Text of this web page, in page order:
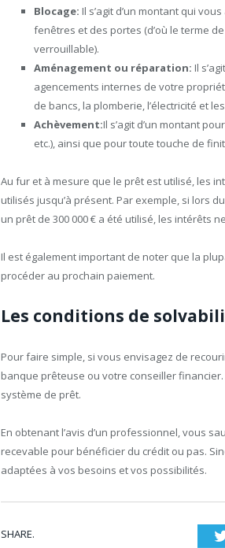
Blocage: Il s’agit d’un montant qui
fenêtres et des portes (d’où le terme
verrouillable).
Aménagement ou réparation: Il
agencements internes de votre
de bancs, la plomberie, l’électricité et
Achèvement:Il s’agit d’un montant
etc.), ainsi que pour toute touche de
Au fur et à mesure que le prêt est utilisé, les
utilisés jusqu’à présent. Par exemple, si lors
un prêt de 300 000 € a été utilisé, les intérêts
Il est également important de noter que la
procéder au prochain paiement.
Les conditions de
Pour faire simple, si vous envisagez de
banque prêteuse ou votre conseiller
système de prêt.
En obtenant l’avis d’un professionnel, vous
recevable pour bénéficier du crédit ou pas.
adaptées à vos besoins et vos possibilités.
SHARE.